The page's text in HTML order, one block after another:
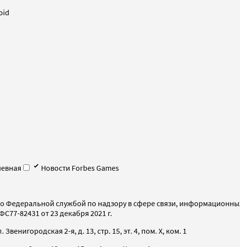
Новости Forbes Games
Федеральной службой по надзору в сфере связи,
82431 от 23 декабря 2021 г.
2-я, д. 13, стр. 15, эт. 4, пом. X, ком. 1